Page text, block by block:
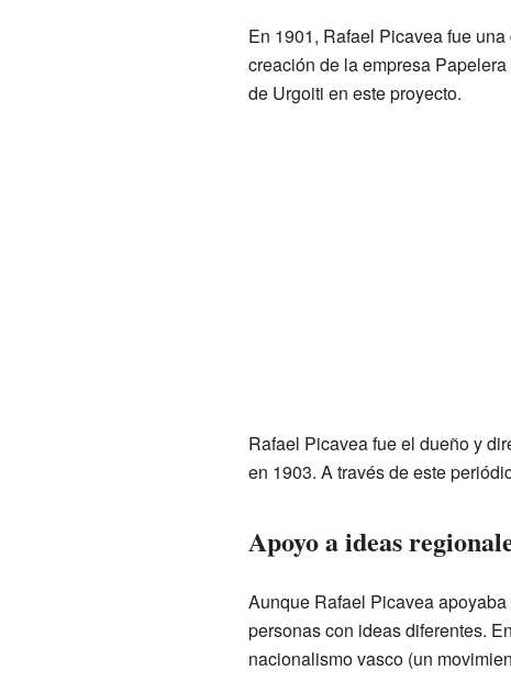
En 1901, Rafael Picavea fue
creación de la empresa
de Urgoiti en este proyecto.
Rafael Picavea fue el dueño y
en 1903. A través de este
Apoyo a ideas
Aunque Rafael Picavea
personas con ideas diferentes.
nacionalismo vasco (un